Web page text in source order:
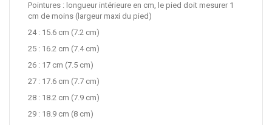
Pointures : longueur intérieure en cm, le pied doit mesurer 1
cm de moins (largeur maxi du pied)
24 : 15.6 cm (7.2 cm)
25 : 16.2 cm (7.4 cm)
26 : 17 cm (7.5 cm)
27 : 17.6 cm (7.7 cm)
28 : 18.2 cm (7.9 cm)
29 : 18.9 cm (8 cm)